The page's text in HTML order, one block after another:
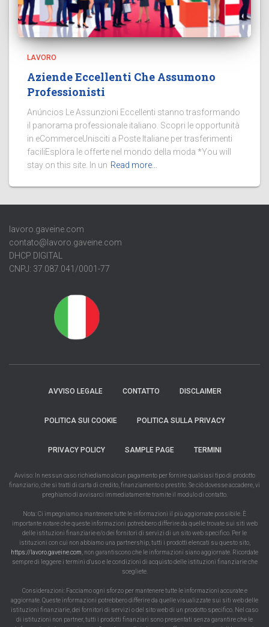
LAVORO
Aziende Eccellenti Che Assumono
Professionisti
Anúncios Le Assunzioni Eccellenti stanno trasformando
il panorama professionale italiano. Scopri le opportunità
in eCommerceUnisciti a Poste Italiane per trasferimenti
faciliEsplora le offerte nel mondo della moda *You will
stay on this site. In un Read more…
lavoro.gaveine.com
contato@lavoro.gaveine.com
DHCP DIGITAL
CNPJ: 37.087.041/0001-77
AVVISO LEGALE CONTATTO DISCLAIMER
POLITICA SUI COOKIE POLITICA SULLA PRIVACY
PRIVACY POLICY SAMPLE PAGE TERMINI
Avviso: In nessun caso richiediamo alcun pagamento per fornire qualsiasi tipo di prodotto
finanziario, che si tratti di carta di credito, finanziamento o prestito. Se ciò dovesse accadere, vi
preghiamo di avvisarci immediatamente tramite il modulo di contatto.
Nota: Ci impegniamo a mantenere tutte le informazioni il più aggiornate possibile. È
importante notare che queste informazioni potrebbero differire da quelle trovate sui siti web
delle istituzioni finanziarie e/o dei fornitori di servizi di un sito web specifico. Per le
istituzioni con cui non abbiamo una partnership, tutti i prodotti elencati su questo sito,
https://lavoro.gaveine.com , non garantiscono che le informazioni siano aggiornate. Ricordate
sempre di leggere i termini d'uso e le condizioni di acquisto delle istituzioni finanziarie che
scegliete.
Considerazioni: Facciamo ogni sforzo per mantenere tutte le informazioni accurate e
aggiornate. Queste informazioni potrebbero differire da quelle visualizzate sui siti web delle
istituzioni finanziarie, dei fornitori di servizi o del sito web di un prodotto specifico. Nel caso
di istituzioni non partner, tutti i prodotti finanziari sono presentati senza garantire che le